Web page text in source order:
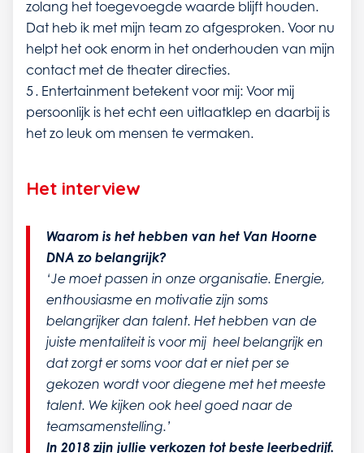
zolang het toegevoegde waarde blijft houden.
Dat heb ik met mijn team zo afgesproken. Voor nu
helpt het ook enorm in het onderhouden van mijn
contact met de theater directies.
5 . Entertainment betekent voor mij: Voor mij
persoonlijk is het echt een uitlaatklep en daarbij is
het zo leuk om mensen te vermaken.
Het interview
Waarom is het hebben van het Van Hoorne
DNA zo belangrijk?
‘Je moet passen in onze organisatie. Energie,
enthousiasme en motivatie zijn soms
belangrijker dan talent. Het hebben van de
juiste mentaliteit is voor mij heel belangrijk en
dat zorgt er soms voor dat er niet per se
gekozen wordt voor diegene met het meeste
talent. We kijken ook heel goed naar de
teamsamenstelling.’
In 2018 zijn jullie verkozen tot beste leerbedrijf.